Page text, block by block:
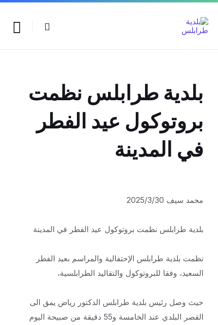
Skip
content
Skip
main
navigation
Skip
footer
بلدية طرابلس نظمت
بروتوكول عيد الفطر
في المدينة
محمد سيف 2025/3/30
بلدية طرابلس نظمت بروتوكول عيد الفطر في المدينة
نظمت بلدية طرابلس الإحتفالية والمراسم بعيد الفطر
السعيد، وفقا للبروتوكول والتقاليد الطرابلسية،
حيث وصل رئيس بلدية طرابلس الدكتور رياض يمق الى
القصر البلدي عند الخامسة و55 دقيقة من صبيحة اليوم